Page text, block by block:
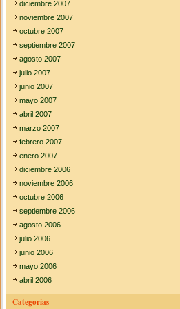
diciembre 2007
noviembre 2007
octubre 2007
septiembre 2007
agosto 2007
julio 2007
junio 2007
mayo 2007
abril 2007
marzo 2007
febrero 2007
enero 2007
diciembre 2006
noviembre 2006
octubre 2006
septiembre 2006
agosto 2006
julio 2006
junio 2006
mayo 2006
abril 2006
Categorías